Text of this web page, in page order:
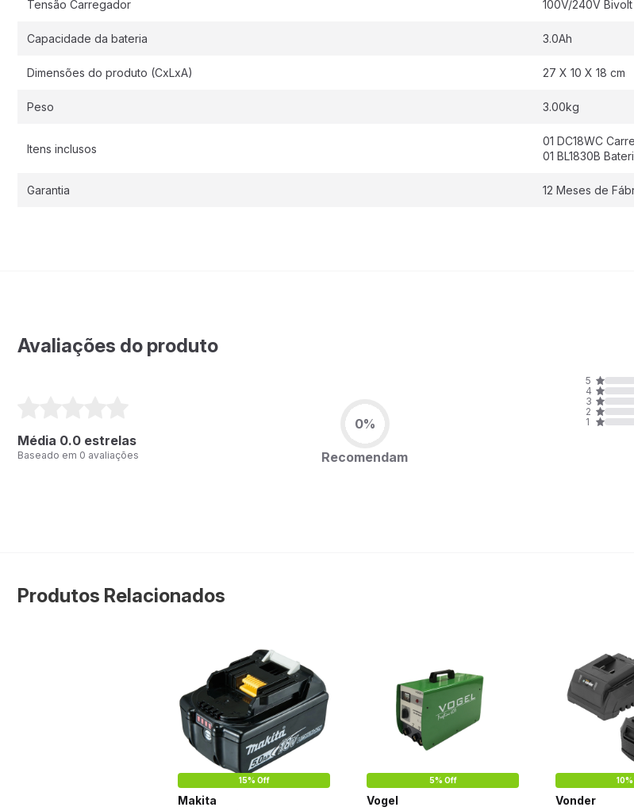
Tensão Carregador 100V/240V Bivolt
Capacidade da bateria 3.0Ah
Dimensões do produto (CxLxA) 27 X 10 X 18 cm
Peso 3.00kg
Itens inclusos
01 DC18WC
01 BL1830B
Garantia 12 Meses de
Avaliações do produto
Média 0.0 estrelas
Baseado em 0 avaliações
0%
Recomendam
5
4
3
2
1
Produtos Relacionados
15% Off
Makita
5% Off
Vogel
Vonder